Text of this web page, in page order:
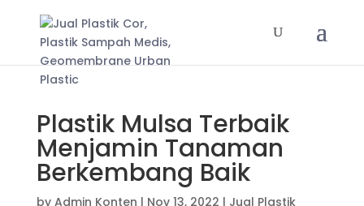
Plastik Mulsa Terbaik
Menjamin Tanaman
Berkembang Baik
by Admin Konten | Nov 13, 2022 | Jual Plastik